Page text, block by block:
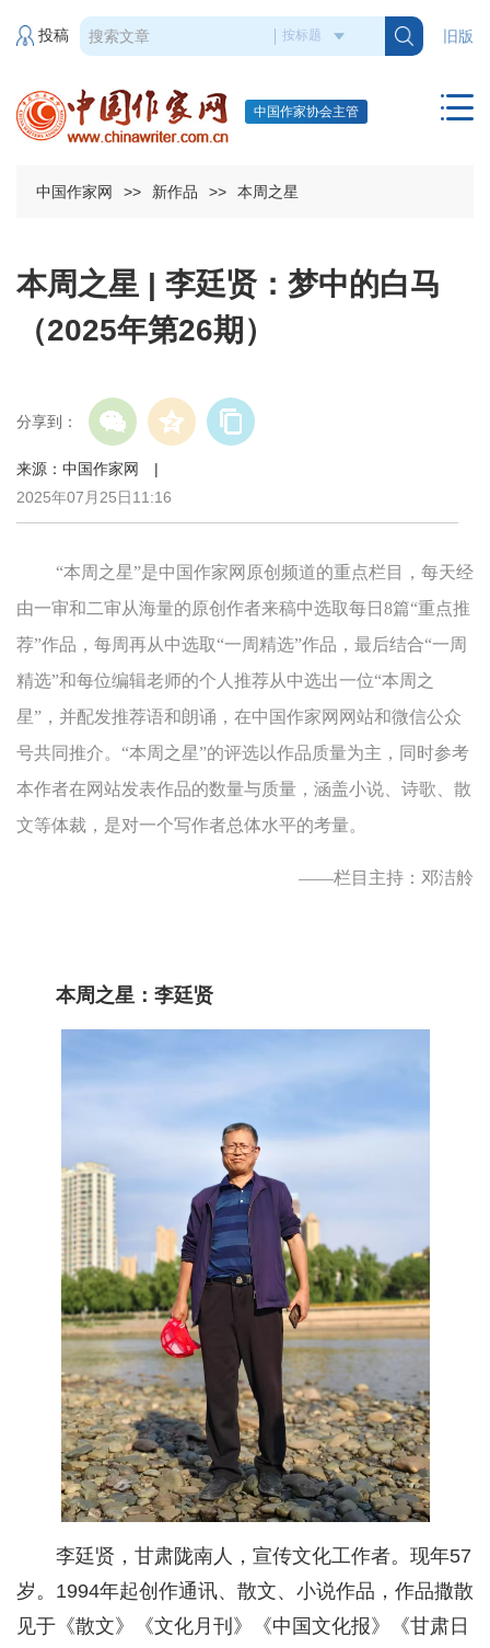
旧版
投稿
中国作家协会主管
中国作家网 >> 新作品 >> 本周之星
本周之星 | 李廷贤：梦中的白马
（2025年第26期）
分享到：
来源：中国作家网 |
2025年07月25日11:16
“本周之星”是中国作家网原创频道的重点栏目，每天经
由一审和二审从海量的原创作者来稿中选取每日8篇“重点推
荐”作品，每周再从中选取“一周精选”作品，最后结合“一周
精选”和每位编辑老师的个人推荐从中选出一位“本周之
星”，并配发推荐语和朗诵，在中国作家网网站和微信公众
号共同推介。“本周之星”的评选以作品质量为主，同时参考
本作者在网站发表作品的数量与质量，涵盖小说、诗歌、散
文等体裁，是对一个写作者总体水平的考量。
——栏目主持：邓洁舲
本周之星：李廷贤
李廷贤，甘肃陇南人，宣传文化工作者。现年57
岁。1994年起创作通讯、散文、小说作品，作品撒散
见于《散文》《文化月刊》《中国文化报》《甘肃日